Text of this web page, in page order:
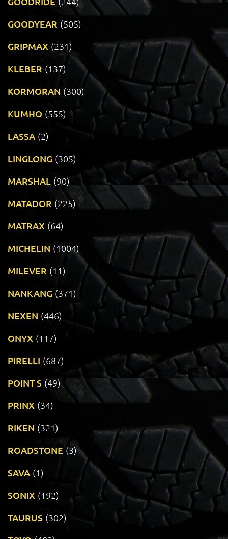
GOODYEAR (505)
GRIPMAX (231)
KLEBER (137)
KORMORAN (300)
KUMHO (555)
LASSA (2)
LINGLONG (305)
MARSHAL (90)
MATADOR (225)
MATRAX (64)
MICHELIN (1004)
MILEVER (11)
NANKANG (371)
NEXEN (446)
ONYX (117)
PIRELLI (687)
POINT S (49)
PRINX (34)
RIKEN (321)
ROADSTONE (3)
SAVA (1)
SONIX (192)
TAURUS (302)